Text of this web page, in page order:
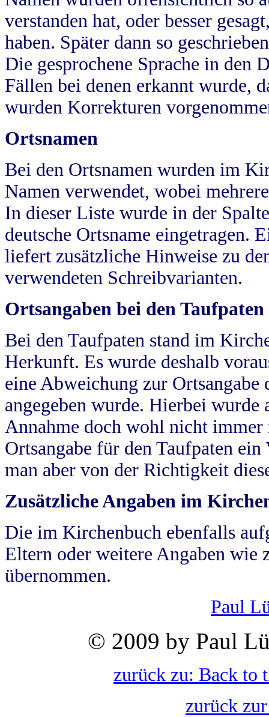
verstanden hat, oder besser
haben. Später dann so
Die gesprochene Sprache in
Fällen bei denen erkannt wurde,
wurden Korrekturen
Ortsnamen
Bei den Ortsnamen wurden im
Namen verwendet, wobei
In dieser Liste wurde in der
deutsche Ortsname eingetragen.
liefert zusätzliche Hinweise zu
verwendeten Schreibvarianten.
Ortsangaben bei den Taufpaten
Bei den Taufpaten stand im
Herkunft. Es wurde deshalb
eine Abweichung zur
angegeben wurde. Hierbei wurde
Annahme doch wohl nicht
Ortsangabe für den Taufpaten
man aber von der Richtigkeit
Zusätzliche Angaben im
Die im Kirchenbuch ebenfalls
Eltern oder weitere Angaben wie
übernommen.
Paul
© 2009 by Paul
zurück zu: Back to
zurück